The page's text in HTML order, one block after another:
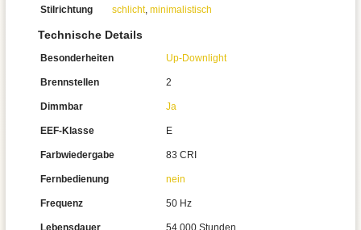
Stilrichtung schlicht, minimalistisch
Technische Details
Besonderheiten Up-Downlight
Brennstellen 2
Dimmbar Ja
EEF-Klasse E
Farbwiedergabe 83 CRI
Fernbedienung nein
Frequenz 50 Hz
Lebensdauer 54.000 Stunden